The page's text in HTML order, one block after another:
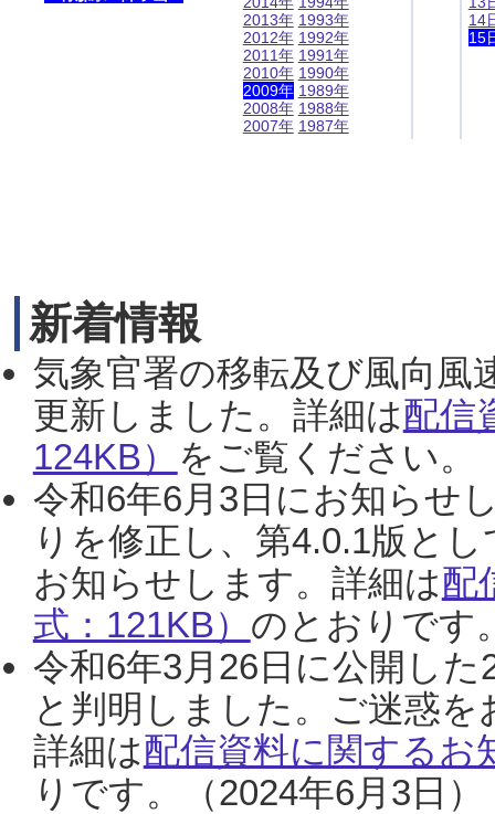
2013年
2012年
2011年
2010年
2009年
2008年
2007年
1993年
1992年
1991年
1990年
1989年
1988年
1987年
14
15
新着情報
気象官署の移転及び風向風
更新しました。詳細は配信
124KB） をご覧ください。
令和6年6月3日にお知らせ
りを修正し、第4.0.1版と
お知らせします。詳細は配
式：121KB） のとおりです
令和6年3月26日に公開し
と判明しました。ご迷惑
詳細は配信資料に関するお
りです。（2024年6月3日）